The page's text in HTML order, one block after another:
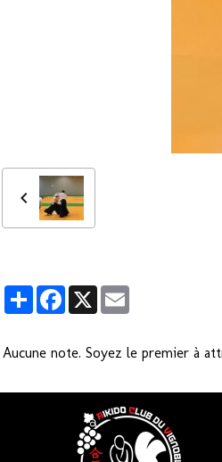
PartagerFacebook
X
Aucune note. Soyez le premier à